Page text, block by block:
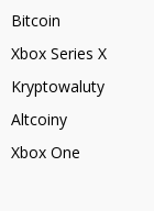
Bitcoin
Xbox Series X
Kryptowaluty
Altcoiny
Xbox One